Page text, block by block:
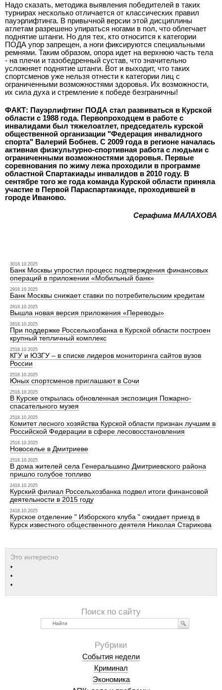
Надо сказать, методика выявления победителей в таких
турнирах несколько отличается от классических правил
пауэрлифтинга. В привычной версии этой дисциплины
атлетам разрешено упираться ногами в пол, что облегчает
поднятие штанги. Но для тех, кто относится к категории
ПОДА упор запрещен, а ноги фиксируются специальными
ремнями. Таким образом, опора идет на верхнюю часть тела
- на плечи и тазобедренный сустав, что значительно
усложняет поднятие штанги. Вот и выходит, что таких
спортсменов уже нельзя отнести к категории лиц с
ограниченными возможностями здоровья. Их возможности,
их сила духа и стремление к победе безграничны!
ФАКТ: Пауэрлифтинг ПОДА стал развиваться в Курской
области с 1988 года. Первопроходцем в работе с
инвалидами был тяжелоатлет, председатель курской
общественной организации "Федерация инвалидного
спорта" Валерий Бобнев. С 2009 года в регионе началась
активная физкультурно-спортивная работа с людьми с
ограниченными возможностями здоровья. Первые
соревнования по жиму лежа проходили в программе
областной Спартакиады инвалидов в 2010 году. В
сентябре того же года команда Курской области приняла
участие в Первой Параспартакиаде, проходившей в
городе Иваново.
Серафима МАЛАХОВА
3018.10.2025
Банк Москвы упростил процесс подтверждения финансовых
операций в приложении «Мобильный банк»
2918.10.2025
Банк Москвы снижает ставки по потребительским кредитам
2818.10.2025
Вышла новая версия приложения «Переводы»
2818.10.2025
При поддержке Россельхозбанка в Курской области построен
крупный тепличный комплекс
2518.10.2025
КГУ и ЮЗГУ – в списке лидеров мониторинга сайтов вузов
России
2518.10.2025
Юных спортсменов приглашают в Сочи
2518.10.2025
В Курске открылась обновленная экспозиция Пожарно-
спасательного музея
2518.10.2025
Комитет лесного хозяйства Курской области признан лучшим в
Российской Федерации в сфере лесовосстановления
2518.10.2025
Новоселье в Дмитриеве
2518.10.2025
В дома жителей села Генеральшино Дмитриевского района
пришло голубое топливо
2418.10.2025
Курский филиал Россельхозбанка подвел итоги финансовой
деятельности в 2015 году
2418.10.2025
Курское отделение " Изборского клуба " ожидает приезд в
Курск известного общественного деятеля Николая Старикова
Найти
События недели
Криминал
Экономика